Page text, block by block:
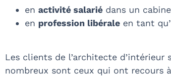
en activité salarié dans un
en profession libérale en tant
Les clients de l’architecte
nombreux sont ceux qui ont recours